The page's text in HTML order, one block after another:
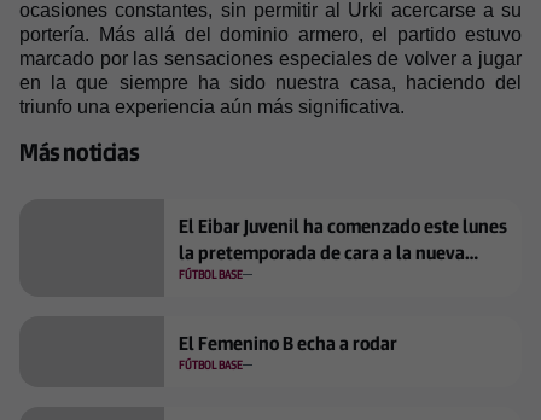
ocasiones constantes, sin permitir al Urki acercarse a su
portería. Más allá del dominio armero, el partido estuvo
marcado por las sensaciones especiales de volver a jugar
en la que siempre ha sido nuestra casa, haciendo del
triunfo una experiencia aún más significativa.
Más noticias
El Eibar Juvenil ha comenzado este lunes
la pretemporada de cara a la nueva
temporada en División de Honor
FÚTBOL BASE
El Femenino B echa a rodar
FÚTBOL BASE